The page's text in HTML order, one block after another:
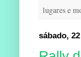
lugares e
sábado,